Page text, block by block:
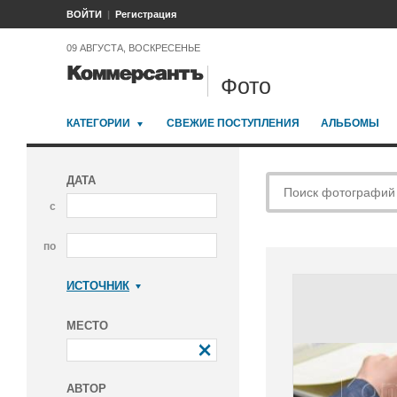
ВОЙТИ Регистрация
09 АВГУСТА, ВОСКРЕСЕНЬЕ
Фото
КАТЕГОРИИ СВЕЖИЕ ПОСТУПЛЕНИЯ АЛЬБОМЫ
ДАТА
с
по
ИСТОЧНИК
МЕСТО
АВТОР